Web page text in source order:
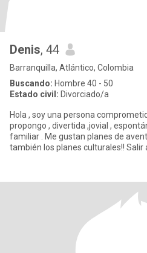
Denis, 44
Barranquilla, Atlántico, Colombia
Buscando: Hombre 40 - 50
Estado civil: Divorciado/a
Hola , soy una persona
propongo , divertida ,jovial ,
familiar . Me gustan planes de
también los planes culturales!! Salir